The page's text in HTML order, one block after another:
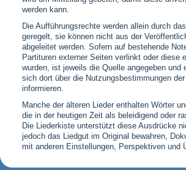
werden kann.
Die Aufführungsrechte werden allein durch
geregelt, sie können nicht aus der
abgeleitet werden. Sofern auf bestehende
Partituren externer Seiten verlinkt oder diese
wurden, ist jeweils die Quelle angegeben und
sich dort über die Nutzungsbestimmungen
informieren.
Manche der älteren Lieder enthalten Wörter
die in der heutigen Zeit als beleidigend oder
Die Liederkiste unterstützt diese Ausdrücke
jedoch das Liedgut im Original bewahren,
mit anderen Einstellungen, Perspektiven und